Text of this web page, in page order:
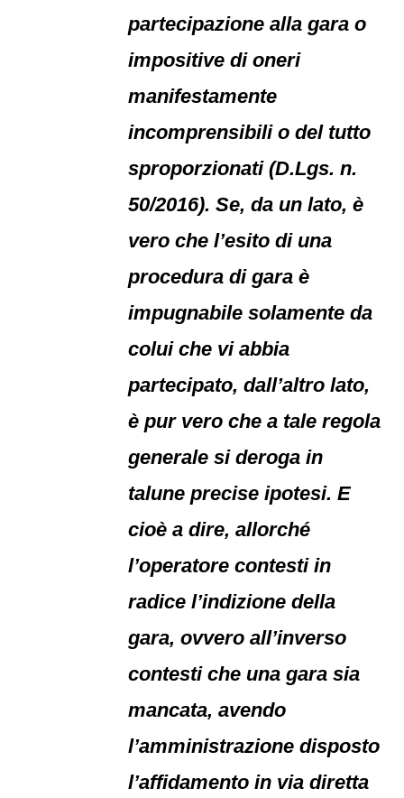
partecipazione alla gara o
impositive di oneri
manifestamente
incomprensibili o del tutto
sproporzionati (D.Lgs. n.
50/2016). Se, da un lato, è
vero che l’esito di una
procedura di gara è
impugnabile solamente da
colui che vi abbia
partecipato, dall’altro lato,
è pur vero che a tale regola
generale si deroga in
talune precise ipotesi. E
cioè a dire, allorché
l’operatore contesti in
radice l’indizione della
gara, ovvero all’inverso
contesti che una gara sia
mancata, avendo
l’amministrazione disposto
l’affidamento in via diretta